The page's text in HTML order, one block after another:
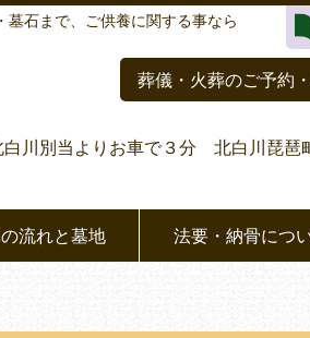
石まで、ご供養に関する事なら
葬儀・火葬のご予約
白川別当よりお車で３分 北白川琵琶
流れと墓地 法要・納骨につ